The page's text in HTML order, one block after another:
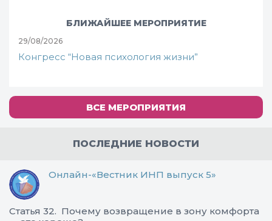
БЛИЖАЙШЕЕ МЕРОПРИЯТИЕ
29/08/2026
Конгресс “Новая психология жизни”
ВСЕ МЕРОПРИЯТИЯ
ПОСЛЕДНИЕ НОВОСТИ
Онлайн-«Вестник ИНП выпуск 5»
Статья 32. Почему возвращение в зону комфорта